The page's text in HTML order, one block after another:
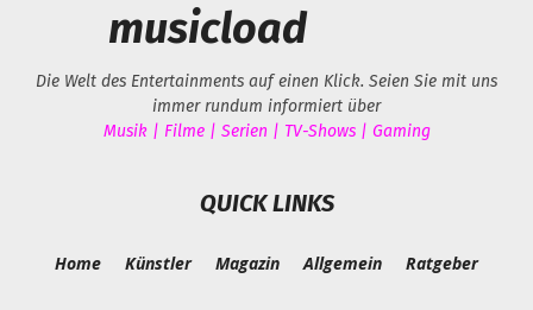
musicload
Die Welt des Entertainments auf einen Klick. Seien Sie mit uns
immer rundum informiert über
Musik | Filme | Serien | TV-Shows | Gaming
QUICK LINKS
Home Künstler Magazin Allgemein Ratgeber